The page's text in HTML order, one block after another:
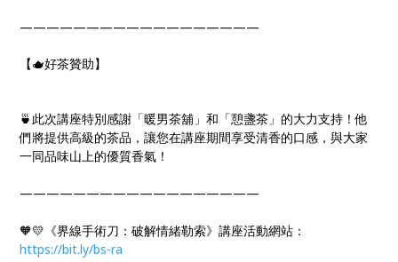
——————————————————
【🫖好茶贊助】
🍵此次講座特別感謝「暖男茶舖」和「憩盞茶」的大力支持！他
們將提供高級的茶品，讓您在講座期間享受清香的口感，與大家
一同品味山上的優質香氣！
——————————————————
🧡💛《界線手術刀：破解情緒勒索》講座活動網站：
https://bit.ly/bs-ra